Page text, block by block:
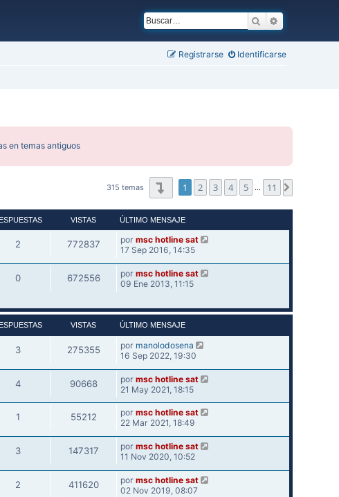
Buscar
Identificarse
Registrarse
en temas antiguos
315 temas Página1 de
1 2 3 4 5 … 11
VISTAS ÚLTIMO MENSAJE
2 772837 por msc hotline sat
17 Sep 2016, 14:35
0 672556 por msc hotline sat
09 Ene 2013, 11:15
VISTAS ÚLTIMO MENSAJE
3 275355 por manolodosena
16 Sep 2022, 19:30
4 90668 por msc hotline sat
21 May 2021, 18:15
1 55212 por msc hotline sat
22 Mar 2021, 18:49
3 147317 por msc hotline sat
11 Nov 2020, 10:52
2 411620 por msc hotline sat
02 Nov 2019, 08:07